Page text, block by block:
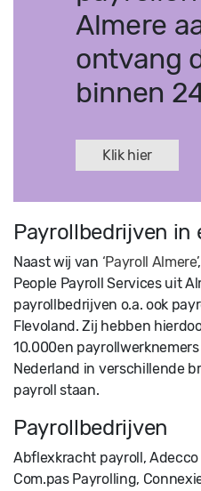
Almere
ontvang
binnen
Klik hier
Payrollbedrijven in
Naast wij van ‘Payroll Almere’
People Payroll Services uit
payrollbedrijven o.a. ook
Flevoland. Zij hebben
10.000en
Nederland in verschillende
payroll staan.
Payrollbedrijven
Abflexkracht payroll, Adecco
Com.pas Payrolling,